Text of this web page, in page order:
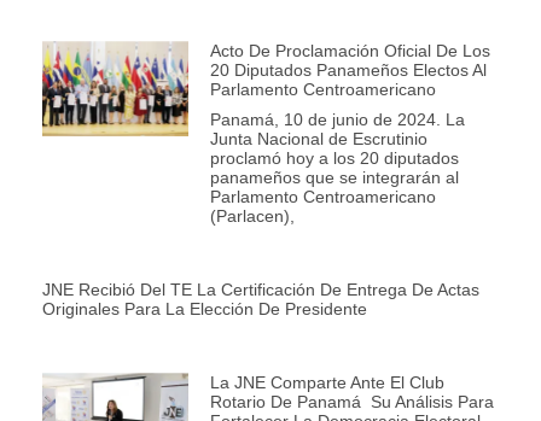
Acto De Proclamación Oficial De Los
20 Diputados Panameños Electos Al
Parlamento Centroamericano
Panamá, 10 de junio de 2024. La
Junta Nacional de Escrutinio
proclamó hoy a los 20 diputados
panameños que se integrarán al
Parlamento Centroamericano
(Parlacen),
JNE Recibió Del TE La Certificación De Entrega De Actas
Originales Para La Elección De Presidente
La JNE Comparte Ante El Club
Rotario De Panamá Su Análisis Para